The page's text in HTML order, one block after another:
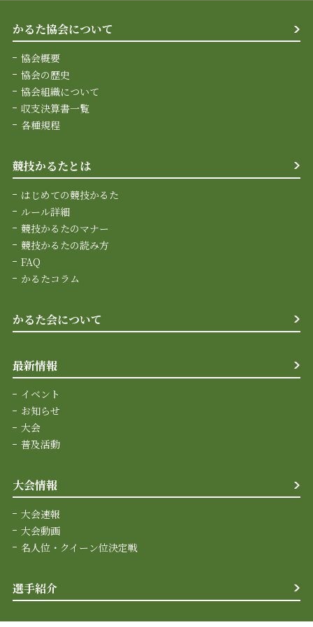
かるた協会について
協会概要
協会の歴史
協会組織について
収支決算書一覧
各種規程
競技かるたとは
はじめての競技かるた
ルール詳細
競技かるたのマナー
競技かるたの読み方
FAQ
かるたコラム
かるた会について
最新情報
イベント
お知らせ
大会
普及活動
大会情報
大会速報
大会動画
名人位・クイーン位決定戦
選手紹介